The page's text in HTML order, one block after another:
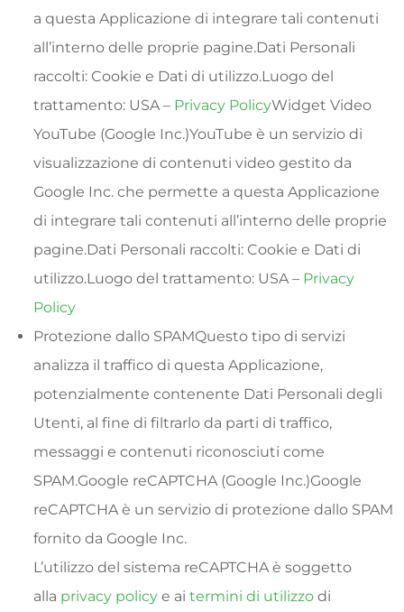
a questa Applicazione di integrare tali contenuti
all’interno delle proprie pagine.Dati Personali
raccolti: Cookie e Dati di utilizzo.Luogo del
trattamento: USA – Privacy PolicyWidget Video
YouTube (Google Inc.)YouTube è un servizio di
visualizzazione di contenuti video gestito da
Google Inc. che permette a questa Applicazione
di integrare tali contenuti all’interno delle proprie
pagine.Dati Personali raccolti: Cookie e Dati di
utilizzo.Luogo del trattamento: USA – Privacy
Policy
Protezione dallo SPAMQuesto tipo di servizi
analizza il traffico di questa Applicazione,
potenzialmente contenente Dati Personali degli
Utenti, al fine di filtrarlo da parti di traffico,
messaggi e contenuti riconosciuti come
SPAM.Google reCAPTCHA (Google Inc.)Google
reCAPTCHA è un servizio di protezione dallo SPAM
fornito da Google Inc.
L’utilizzo del sistema reCAPTCHA è soggetto
alla privacy policy e ai termini di utilizzo di